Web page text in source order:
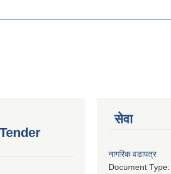
सेवा
नागरिक वडापत्र
Document Type: